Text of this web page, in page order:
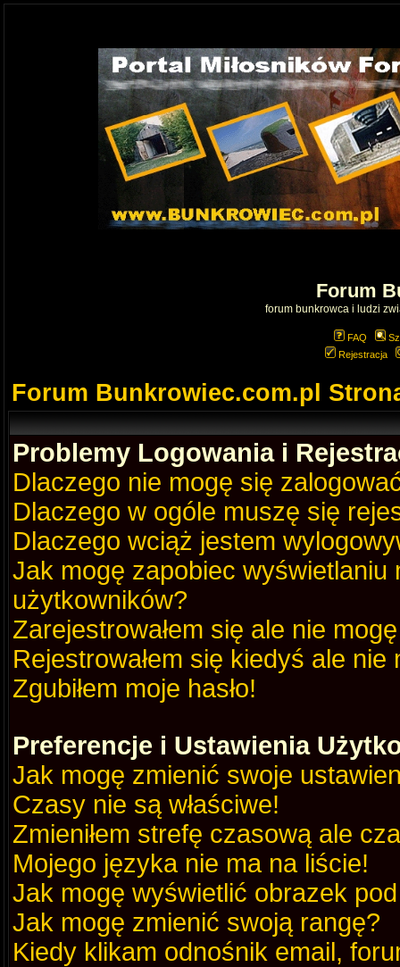
Forum
forum bunkrowca i ludzi
FAQ
Rejestracja
Forum Bunkrowiec.com.pl
Problemy Logowania i
Dlaczego nie mogę się
Dlaczego w ogóle muszę się
Dlaczego wciąż jestem
Jak mogę zapobiec
użytkowników?
Zarejestrowałem się ale nie
Rejestrowałem się kiedyś ale
Zgubiłem moje hasło!
Preferencje i Ustawienia
Jak mogę zmienić swoje
Czasy nie są właściwe!
Zmieniłem strefę czasową ale
Mojego języka nie ma na liście!
Jak mogę wyświetlić obrazek
Jak mogę zmienić swoją rangę?
Kiedy klikam odnośnik email,